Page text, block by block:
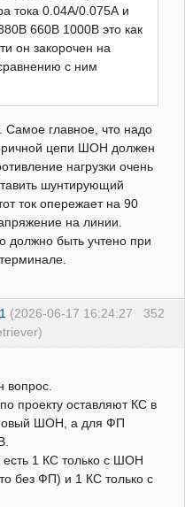
тока 0.04А/0.075А и
660В 1000В это как
он закорочен на
с ним
Самое главное, что надо
цепи ШОН должен
нагрузки очень
шунтирующий
ток опережает на 90
на линии.
должно быть учтено при
352
(2026-06-17 16:24:27
вопрос.
проекту оставляют КС в
ШОН, а для ФП
есть 1 КС только с ШОН
без ФП) и 1 КС только с